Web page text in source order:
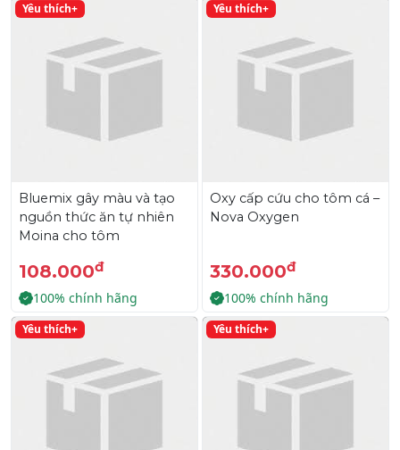
Yêu thích+
Bluemix gây màu và tạo
nguồn thức ăn tự nhiên
Moina cho tôm
108.000đ
100% chính hãng
Yêu thích+
Oxy cấp cứu cho tôm cá –
Nova Oxygen
330.000đ
100% chính hãng
Yêu thích+ Yêu thích+